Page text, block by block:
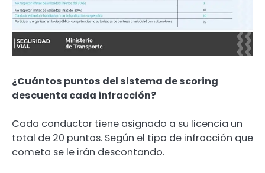
¿Cuántos puntos del sistema de scoring
descuenta cada infracción?
Cada conductor tiene asignado a su licencia un
total de 20 puntos. Según el tipo de infracción que
cometa se le irán descontando.